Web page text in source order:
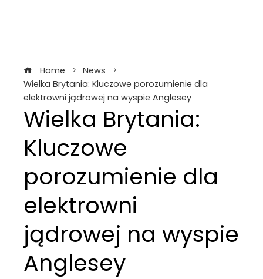
Home
News
Wielka Brytania: Kluczowe porozumienie dla
elektrowni jądrowej na wyspie Anglesey
Wielka Brytania:
Kluczowe
porozumienie dla
elektrowni
jądrowej na wyspie
Anglesey